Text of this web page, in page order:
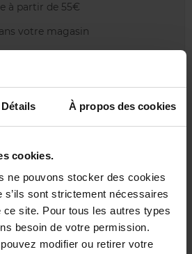
Détails À propos des cookies
cookies.
ne pouvons stocker des cookies
s’ils sont strictement nécessaires
ce site. Pour tous les autres types
besoin de votre permission.
modifier ou retirer votre
à partir de 55€
votre magasin